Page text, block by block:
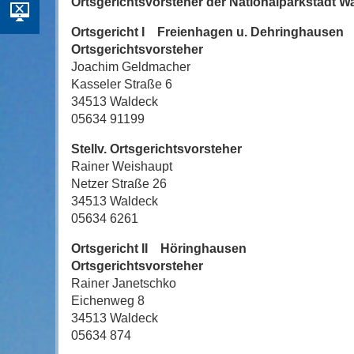
Ortsgericht I Freienhagen u. Dehringhausen
Ortsgerichtsvorsteher
Joachim Geldmacher
Kasseler Straße 6
34513 Waldeck
05634 91199
Stellv. Ortsgerichtsvorsteher
Rainer Weishaupt
Netzer Straße 26
34513 Waldeck
05634 6261
Ortsgericht II Höringhausen
Ortsgerichtsvorsteher
Rainer Janetschko
Eichenweg 8
34513 Waldeck
05634 874